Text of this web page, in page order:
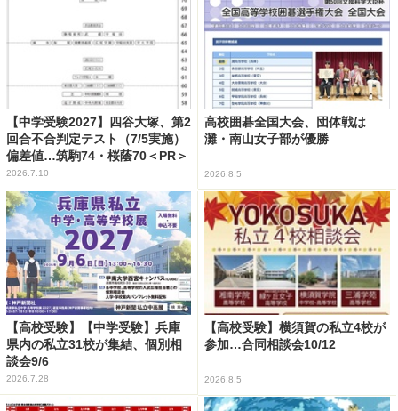
【中学受験2027】四谷大塚、第2
回合不合判定テスト（7/5実施）
偏差値…筑駒74・桜蔭70＜PR＞
2026.7.10
高校囲碁全国大会、団体戦は
灘・南山女子部が優勝
2026.8.5
【高校受験】【中学受験】兵庫
県内の私立31校が集結、個別相
談会9/6
2026.7.28
【高校受験】横須賀の私立4校が
参加…合同相談会10/12
2026.8.5